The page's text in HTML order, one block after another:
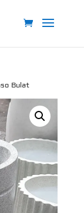
Bulat